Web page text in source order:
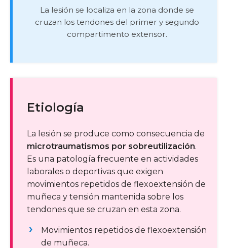
La lesión se localiza en la zona donde se
cruzan los tendones del primer y segundo
compartimento extensor.
Etiología
La lesión se produce como consecuencia de
microtraumatismos por sobreutilización.
Es una patología frecuente en actividades
laborales o deportivas que exigen
movimientos repetidos de flexoextensión de
muñeca y tensión mantenida sobre los
tendones que se cruzan en esta zona.
Movimientos repetidos de flexoextensión
de muñeca.